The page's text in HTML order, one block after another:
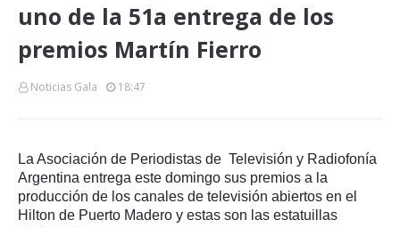
uno de la 51a entrega de los
premios Martín Fierro
Noticias Gala 18:47
La Asociación de Periodistas de Televisión y Radiofonía
Argentina entrega este domingo sus premios a la
producción de los canales de televisión abiertos en el
Hilton de Puerto Madero y estas son las estatuillas